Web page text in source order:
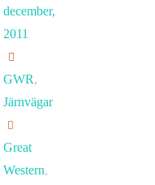
december,
2011
GWR,
Järnvägar
Great
Western,